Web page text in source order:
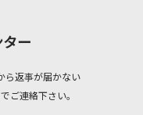
ー
ら返事が届かない
ご連絡下さい。